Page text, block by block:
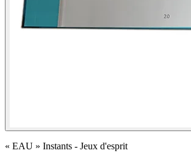
« EAU » Instants - Jeux d'esprit